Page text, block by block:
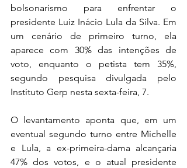
bolsonarismo para enfrentar o
presidente Luiz Inácio Lula da Silva. Em
um cenário de primeiro turno, ela
aparece com 30% das intenções de
voto, enquanto o petista tem 35%,
segundo pesquisa divulgada pelo
Instituto Gerp nesta sexta-feira, 7.
O levantamento aponta que, em um
eventual segundo turno entre Michelle
e Lula, a ex-primeira-dama alcançaria
47% dos votos, e o atual presidente